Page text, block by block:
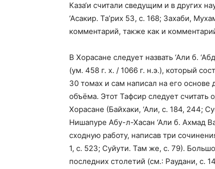
Каза‘и считали сведущим и в других
‘Асакир. Та’рих 53, с. 168; Захаби,
комментарий, также как и
В Хорасане следует назвать ‘Али б.
(ум. 458 г. х. / 1066 г. н.э.), который
30 томах и сам написал на его
объёма. Этот Тафсир следует
Хорасане (Байхаки, ‘Али, с. 184, 244;
Нишапуре Абу-л-Хасан ‘Али б. Ахмад
сходную работу, написав три
1, с. 523; Суйути. Там же, с. 79).
последних столетий (см.: Раудани, с.